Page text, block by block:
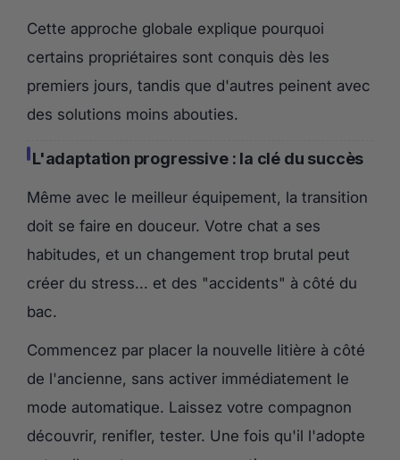
Cette approche globale explique pourquoi
certains propriétaires sont conquis dès les
premiers jours, tandis que d'autres peinent avec
des solutions moins abouties.
L'adaptation progressive : la clé du succès
Même avec le meilleur équipement, la transition
doit se faire en douceur. Votre chat a ses
habitudes, et un changement trop brutal peut
créer du stress... et des "accidents" à côté du
bac.
Commencez par placer la nouvelle litière à côté
de l'ancienne, sans activer immédiatement le
mode automatique. Laissez votre compagnon
découvrir, renifler, tester. Une fois qu'il l'adopte